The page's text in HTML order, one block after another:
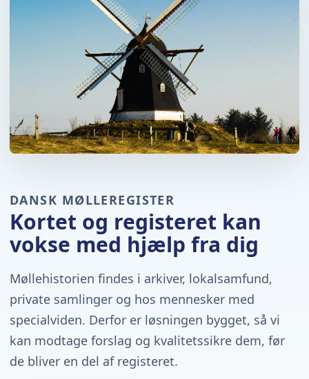
DANSK MØLLEREGISTER
Kortet og registeret kan
vokse med hjælp fra dig
Møllehistorien findes i arkiver, lokalsamfund,
private samlinger og hos mennesker med
specialviden. Derfor er løsningen bygget, så vi
kan modtage forslag og kvalitetssikre dem, før
de bliver en del af registeret.